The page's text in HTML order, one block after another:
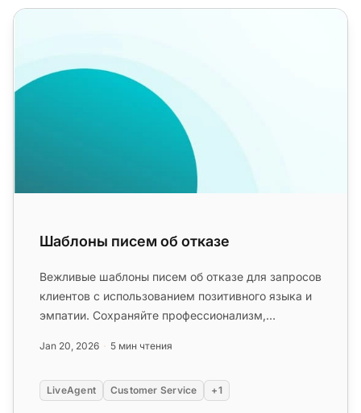
Шаблоны писем об отказе
Шаблоны писем об отказе
Вежливые шаблоны писем об отказе для запросов
клиентов с использованием позитивного языка и
эмпатии. Сохраняйте профессионализм,
Jan 20, 2026 5 мин чтения
LiveAgent Customer Service +1